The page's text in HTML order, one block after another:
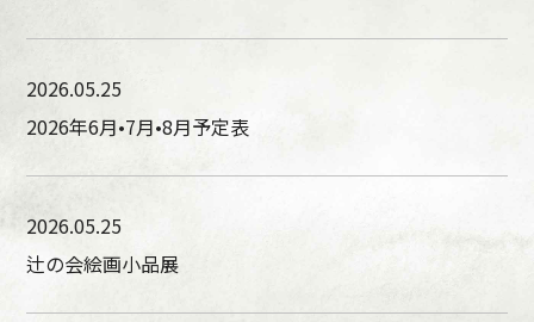
2026.05.25
2026年6月•7月•8月予定表
2026.05.25
辻の会絵画小品展